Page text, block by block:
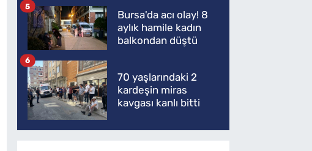
Bursa'da acı olay! 8
aylık hamile kadın
balkondan düştü
5
70 yaşlarındaki 2
kardeşin miras
kavgası kanlı bitti
6